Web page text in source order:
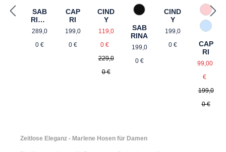
SAB
RINA
FLA
RED
Regulärer Preis:
289,0
0 €
CAP
RI
Regulärer Preis:
199,0
0 €
CIND
Y
Verkaufspreis:
119,0
0 €
229,0
0 €
990 Schwarz
SAB
RINA
Regulärer Preis:
199,0
0 €
CIND
Y
Regulärer
199,0
0 €
57
82
CAP
RI
99,00
€
199,0
0 €
Zeitlose Eleganz - Marlene Hosen für Damen